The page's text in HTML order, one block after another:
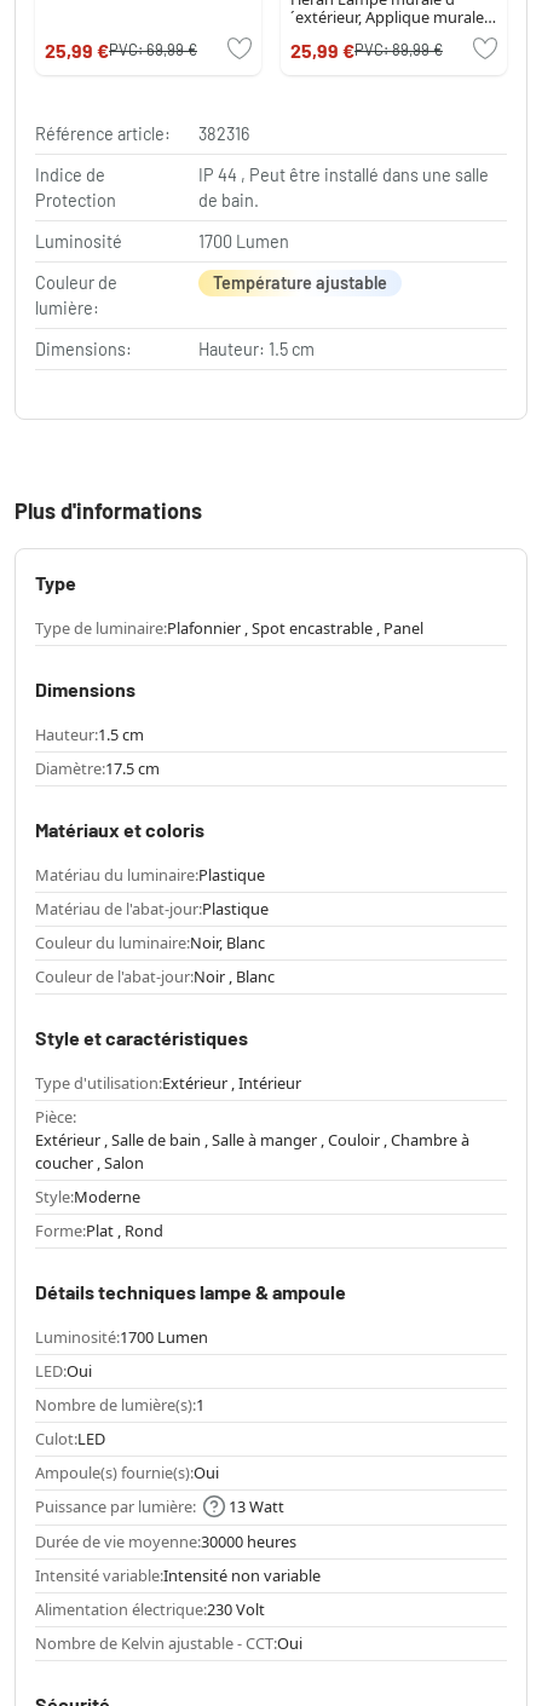
25,99 €PVC:69,99 €
´extérieur, Applique murale
Détecteur de mouvement
25,99 €PVC:89,99 €
Référence article:
382316
Indice de
Protection
IP 44 , Peut être installé dans une salle
de bain.
Luminosité
1700 Lumen
Couleur de
lumière:
Température ajustable
Dimensions: Hauteur: 1.5 cm
Plus d'informations
Type
Type de luminaire:Plafonnier , Spot encastrable , Panel
Dimensions
Hauteur:1.5 cm
Diamètre:17.5 cm
Matériaux et coloris
Matériau du luminaire:Plastique
Matériau de l'abat-jour:Plastique
Couleur du luminaire:Noir, Blanc
Couleur de l'abat-jour:Noir , Blanc
Style et caractéristiques
Type d'utilisation:Extérieur , Intérieur
Pièce:
Extérieur , Salle de bain , Salle à manger , Couloir , Chambre à
coucher , Salon
Style:Moderne
Forme:Plat , Rond
Détails techniques lampe & ampoule
Luminosité:1700 Lumen
LED:Oui
Nombre de lumière(s):1
Culot:LED
Ampoule(s) fournie(s):Oui
Puissance par lumière:
13 Watt
Durée de vie moyenne:30000 heures
Intensité variable:Intensité non variable
Alimentation électrique:230 Volt
Nombre de Kelvin ajustable - CCT:Oui